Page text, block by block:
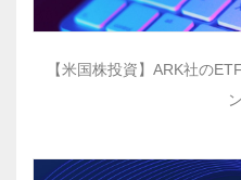
【米国株投資】ARK社の